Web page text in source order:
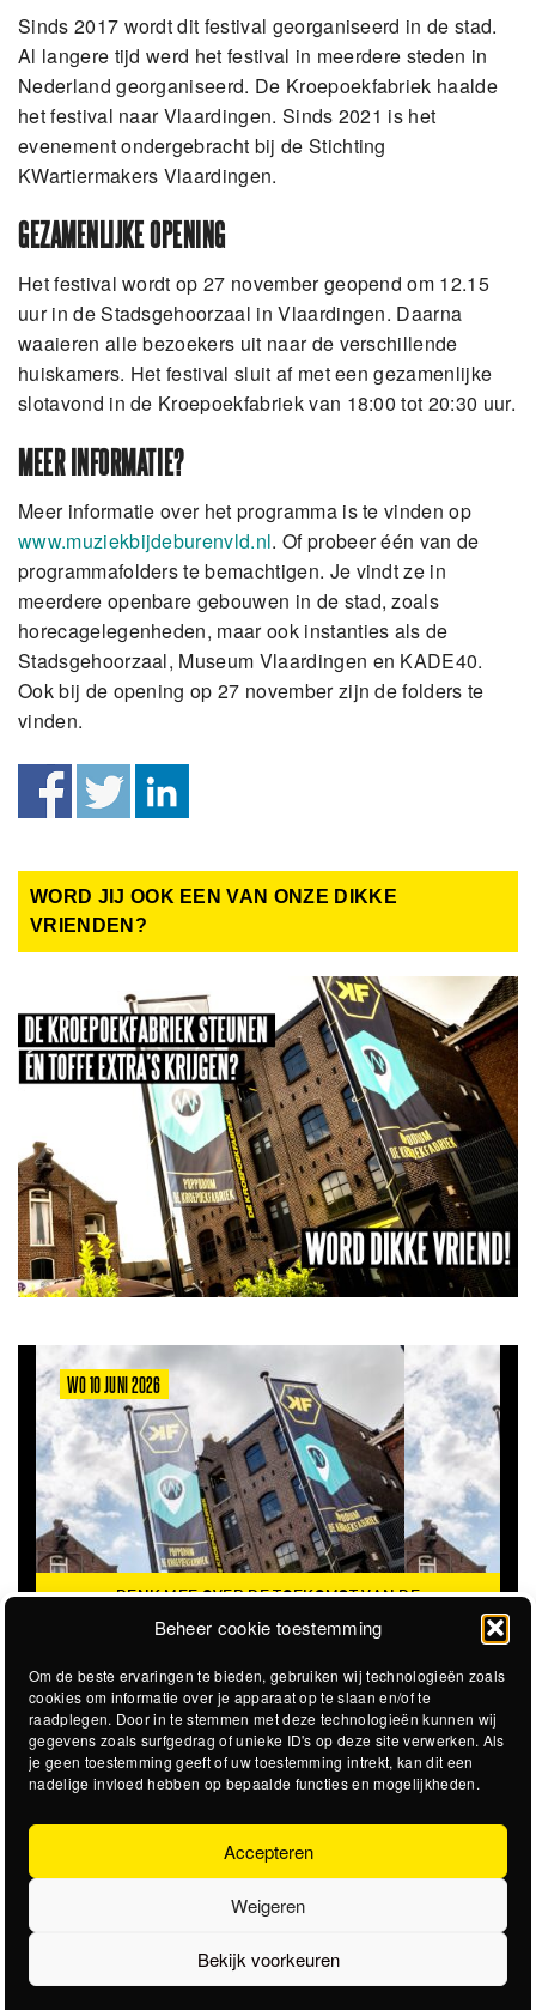
Beheer cookie toestemming
Om de beste ervaringen te bieden, gebruiken wij technologieën zoals
cookies om informatie over je apparaat op te slaan en/of te
raadplegen. Door in te stemmen met deze technologieën kunnen wij
gegevens zoals surfgedrag of unieke ID's op deze site verwerken. Als
je geen toestemming geeft of uw toestemming intrekt, kan dit een
nadelige invloed hebben op bepaalde functies en mogelijkheden.
Accepteren
Weigeren
Bekijk voorkeuren
Sinds 2017 wordt dit festival georganiseerd in de stad.
Al langere tijd werd het festival in meerdere steden in
Nederland georganiseerd. De Kroepoekfabriek haalde
het festival naar Vlaardingen. Sinds 2021 is het
evenement ondergebracht bij de Stichting
KWartiermakers Vlaardingen.
GEZAMENLIJKE OPENING
Het festival wordt op 27 november geopend om 12.15
uur in de Stadsgehoorzaal in Vlaardingen. Daarna
waaieren alle bezoekers uit naar de verschillende
huiskamers. Het festival sluit af met een gezamenlijke
slotavond in de Kroepoekfabriek van 18:00 tot 20:30 uur.
MEER INFORMATIE?
Meer informatie over het programma is te vinden op
www.muziekbijdeburenvld.nl. Of probeer één van de
programmafolders te bemachtigen. Je vindt ze in
meerdere openbare gebouwen in de stad, zoals
horecagelegenheden, maar ook instanties als de
Stadsgehoorzaal, Museum Vlaardingen en KADE40.
Ook bij de opening op 27 november zijn de folders te
vinden.
WORD JIJ OOK EEN VAN ONZE DIKKE
VRIENDEN?
WO 10 JUNI 2026
DENK MEE OVER DE TOEKOMST VAN DE
KROEPOEKFABRIEK